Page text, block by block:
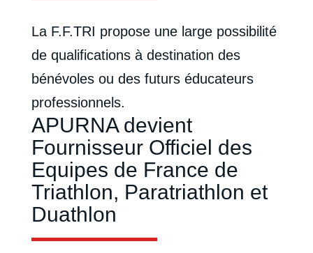
La F.F.TRI propose une large possibilité
de qualifications à destination des
bénévoles ou des futurs éducateurs
professionnels.
APURNA devient
Fournisseur Officiel des
Equipes de France de
Triathlon, Paratriathlon et
Duathlon